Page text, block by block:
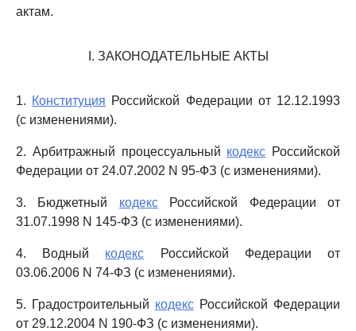
актам.
I. ЗАКОНОДАТЕЛЬНЫЕ АКТЫ
1. Конституция Российской Федерации от 12.12.1993
(с изменениями).
2. Арбитражный процессуальный кодекс Российской
Федерации от 24.07.2002 N 95-ФЗ (с изменениями).
3. Бюджетный кодексРоссийской Федерации от
31.07.1998 N 145-ФЗ (с изменениями).
4. Водный кодекс Российской Федерации от
03.06.2006 N 74-ФЗ (с изменениями).
5. Градостроительный кодекс Российской Федерации
от 29.12.2004 N 190-ФЗ (с изменениями).